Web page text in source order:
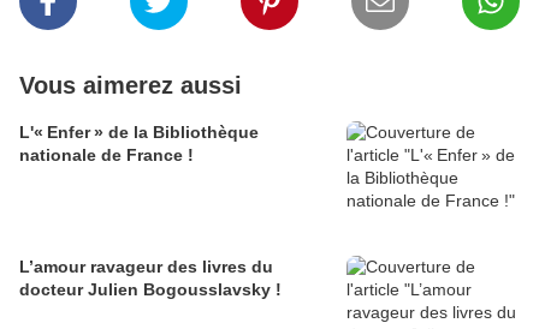
Vous aimerez aussi
L'« Enfer » de la Bibliothèque
nationale de France !
L’amour ravageur des livres du
docteur Julien Bogousslavsky !